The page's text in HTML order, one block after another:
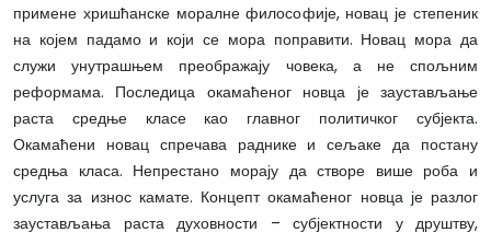
примене хришћанске моралне философије, новац је степеник
на којем падамо и који се мора поправити. Новац мора да
служи унутрашњем преображају човека, а не спољним
реформама. Последица окамаћеног новца је заустављање
раста средње класе као главног политичког субјекта.
Окамаћени новац спречава раднике и сељаке да постану
средња класа. Непрестано морају да створе више роба и
услуга за износ камате. Концепт окамаћеног новца је разлог
заустављања раста духовности – субјектности у друштву,